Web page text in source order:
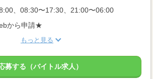
、08:30〜17:30、21:00〜06:00
から申請★
もっと見る
募する（バイトル求人）